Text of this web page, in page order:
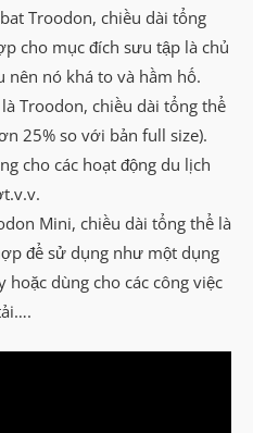
Troodon, chiều dài tổng
cho mục đích sưu tập là chủ
nên nó khá to và hầm hố.
Troodon, chiều dài tổng thể
25% so với bản full size).
cho các hoạt động du lịch
Mini, chiều dài tổng thể là
để sử dụng như một dụng
hoặc dùng cho các công việc